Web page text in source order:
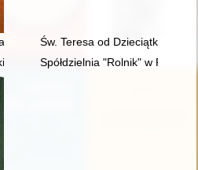
Heintza w czasie epidemii dżumy w
Św. Teresa od Dzieciątka Jezus
T. 1
Spółdzielnia "Rolnik" w